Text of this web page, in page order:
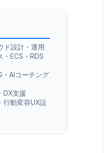
ド設計・運用
・ECS・RDS
・AIコーチング
DX支援
行動変容UX設